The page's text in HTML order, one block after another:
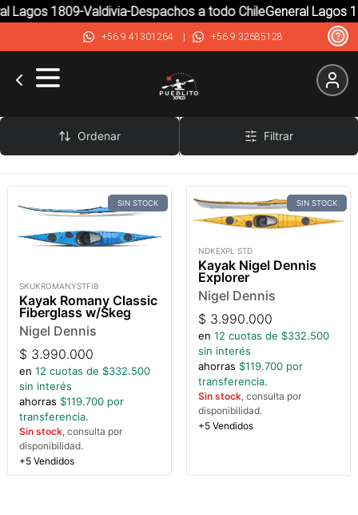
Lagos 1809-Valdivia-Despachos a todo ChileGeneral Lagos
+56 9 41301264| +56 9 32685128
Nigel Dennis
Ordenar Filtrar
SIN STOCK
SKUKROMANYSTFIB
Kayak Romany Classic
Fiberglass w/Skeg
Nigel Dennis
$ 3.990.000
en 12 cuotas de $332.500
sin interés
ahorras $119.700 por
transferencia.
Sin stock , consulta por
disponibilidad.
+5 Vendidos
SIN STOCK
NDKEXPL STD
Kayak Nigel Dennis
Explorer
Nigel Dennis
$ 3.990.000
en 12 cuotas de $332.500
sin interés
ahorras $119.700 por
transferencia.
Sin stock , consulta por
disponibilidad.
+5 Vendidos